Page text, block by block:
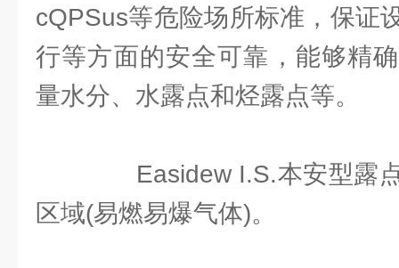
cQPSus等危险场所标准，保证
行等方面的安全可靠，能够精
量水分、水露点和烃露点等。
Easidew I.S.本安型露点
区域(易燃易爆气体)。